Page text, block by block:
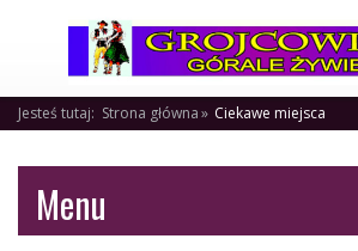
Jesteś tutaj: Strona główna Ciekawe miejsca
Menu